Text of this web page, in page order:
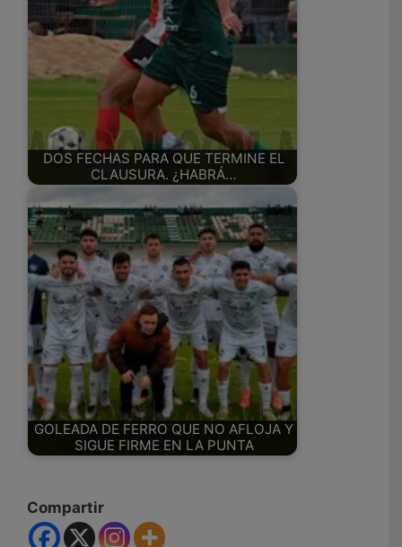
DOS FECHAS PARA QUE TERMINE EL
CLAUSURA. ¿HABRÁ…
GOLEADA DE FERRO QUE NO AFLOJA Y
SIGUE FIRME EN LA PUNTA
Compartir